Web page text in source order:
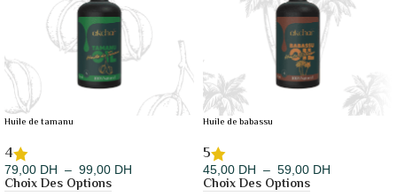
Huile de tamanu
4
79,00 DH – 99,00 DH
Choix Des Options
Huile de babassu
5
45,00 DH – 59,00 DH
Choix Des Options